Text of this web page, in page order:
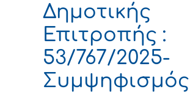
Δημοτικής
Επιτροπής :
53/767/2025-
Συμψηφισμός